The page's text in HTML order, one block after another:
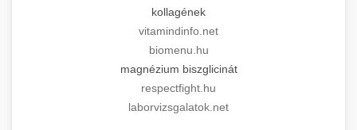
kollagének
vitamindinfo.net
biomenu.hu
magnézium biszglicinát
respectfight.hu
laborvizsgalatok.net